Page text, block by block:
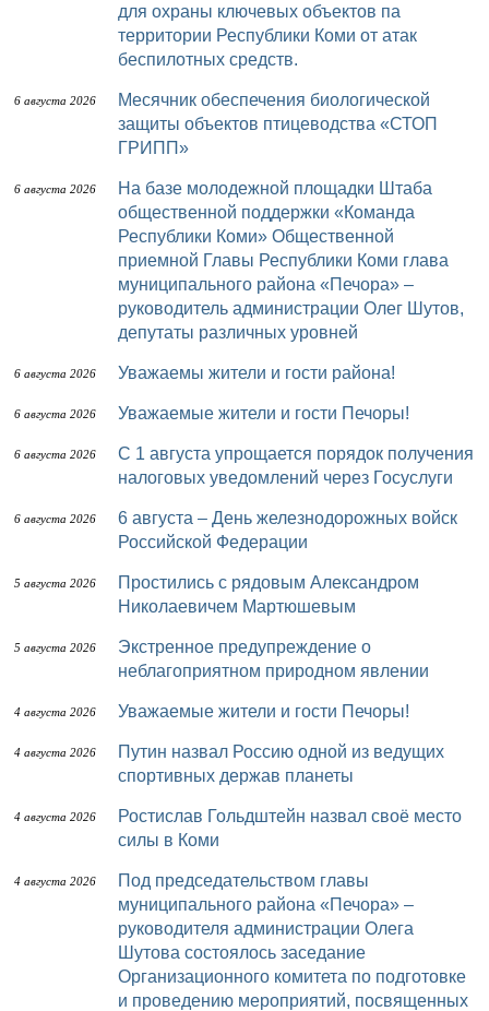
для охраны ключевых объектов па
территории Республики Коми от атак
беспилотных средств.
6 августа 2026
Месячник обеспечения биологической
защиты объектов птицеводства «СТОП
ГРИПП»
6 августа 2026
На базе молодежной площадки Штаба
общественной поддержки «Команда
Республики Коми» Общественной
приемной Главы Республики Коми глава
муниципального района «Печора» –
руководитель администрации Олег Шутов,
депутаты различных уровней
6 августа 2026 Уважаемы жители и гости района!
6 августа 2026 Уважаемые жители и гости Печоры!
6 августа 2026
С 1 августа упрощается порядок получения
налоговых уведомлений через Госуслуги
6 августа 2026
6 августа – День железнодорожных войск
Российской Федерации
5 августа 2026
Простились с рядовым Александром
Николаевичем Мартюшевым
5 августа 2026
Экстренное предупреждение о
неблагоприятном природном явлении
4 августа 2026 Уважаемые жители и гости Печоры!
4 августа 2026
Путин назвал Россию одной из ведущих
спортивных держав планеты
4 августа 2026
Ростислав Гольдштейн назвал своё место
силы в Коми
4 августа 2026
Под председательством главы
муниципального района «Печора» –
руководителя администрации Олега
Шутова состоялось заседание
Организационного комитета по подготовке
и проведению мероприятий, посвященных